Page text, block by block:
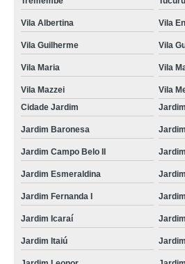
Vila Albertina Vila
Vila Guilherme Vila
Vila Maria Vila
Vila Mazzei
Vila
Cidade Jardim
Jardim Baronesa
Jardim Campo Belo II
Jardim Esmeraldina
Jardim Fernanda I Jardim
Jardim Icaraí
Jardim Itaiú